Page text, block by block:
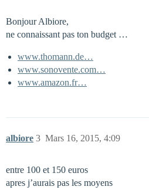
Bonjour Albiore,
ne connaissant pas ton budget …
www.thomann.de…
www.sonovente.com…
www.amazon.fr…
albiore Mars 16, 2015, 4:09
3
entre 100 et 150 euros
apres j’aurais pas les moyens